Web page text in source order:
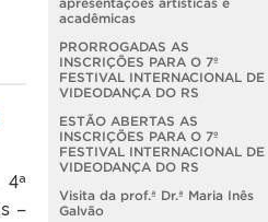
4ª
–
acadêmicas
PRORROGADAS AS
INSCRIÇÕES PARA O 7º
FESTIVAL INTERNACIONAL DE
VIDEODANÇA DO RS
ESTÃO ABERTAS AS
INSCRIÇÕES PARA O 7º
FESTIVAL INTERNACIONAL DE
VIDEODANÇA DO RS
Visita da prof.ª Dr.ª Maria Inês
Galvão